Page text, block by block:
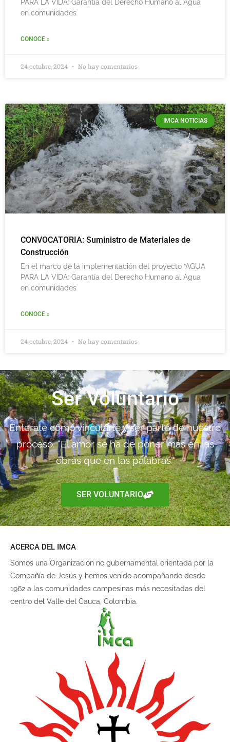
PARA LA VIDA: Garantía del Derecho Humano al Agua
en comunidades
CONOCE »
24 octubre, 2024 No hay comentarios
IMCA NOTICIAS
CONVOCATORIA: Suministro de Materiales de
Construcción
En el marco de la implementación del proyecto “AGUA
PARA LA VIDA: Garantía del Derecho Humano al Agua
en comunidades
CONOCE »
24 octubre, 2024 No hay comentarios
Ser Voluntario
Enterate como vincularte y ser parte de nuestro
proceso. “El amor se ha de poner más en las
obras que en las palabras”
SER VOLUNTARIO
ACERCA DEL IMCA
Somos una Organización no gubernamental orientada por la
Compañía de Jesús y hemos venido acompañando desde
1962 a las comunidades campesinas más necesitadas del
centro del Valle del Cauca, Colombia.